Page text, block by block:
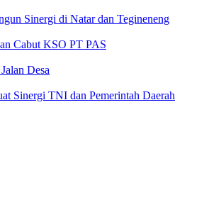
Sinergi di Natar dan Tegineneng
Cabut KSO PT PAS
Desa
Sinergi TNI dan Pemerintah Daerah